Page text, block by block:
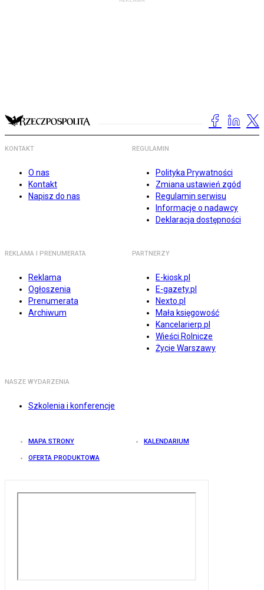
KONTAKT
O nas
Kontakt
Napisz do nas
REGULAMIN
Polityka Prywatności
Zmiana ustawień zgód
Regulamin serwisu
Informacje o nadawcy
Deklaracja dostępności
REKLAMA I PRENUMERATA
Reklama
Ogłoszenia
Prenumerata
Archiwum
PARTNERZY
E-kiosk.pl
E-gazety.pl
Nexto.pl
Mała księgowość
Kancelarierp.pl
Wieści Rolnicze
Życie Warszawy
NASZE WYDARZENIA
Szkolenia i konferencje
MAPA STRONY KALENDARIUM
OFERTA PRODUKTOWA